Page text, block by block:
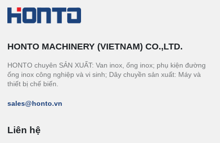
HONTO MACHINERY (VIETNAM) CO.,LTD.
HONTO chuyên SẢN XUẤT: Van inox, ống inox; phụ kiện đường
ống inox công nghiệp và vi sinh; Dây chuyền sản xuất: Máy và
thiết bị chế biến.
sales@honto.vn
Liên hệ